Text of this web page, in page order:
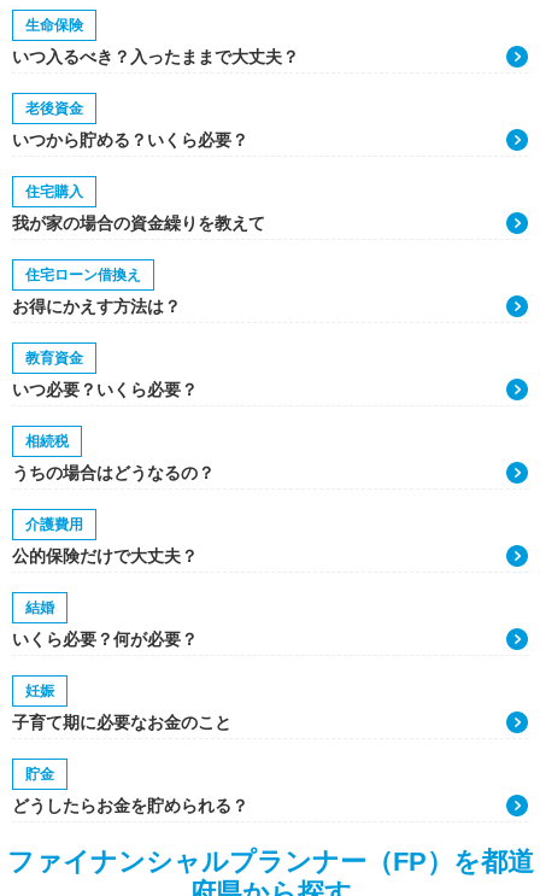
生命保険
いつ入るべき？入ったままで大丈夫？
老後資金
いつから貯める？いくら必要？
住宅購入
我が家の場合の資金繰りを教えて
住宅ローン借換え
お得にかえす方法は？
教育資金
いつ必要？いくら必要？
相続税
うちの場合はどうなるの？
介護費用
公的保険だけで大丈夫？
結婚
いくら必要？何が必要？
妊娠
子育て期に必要なお金のこと
貯金
どうしたらお金を貯められる？
ファイナンシャルプランナー（FP）を都道